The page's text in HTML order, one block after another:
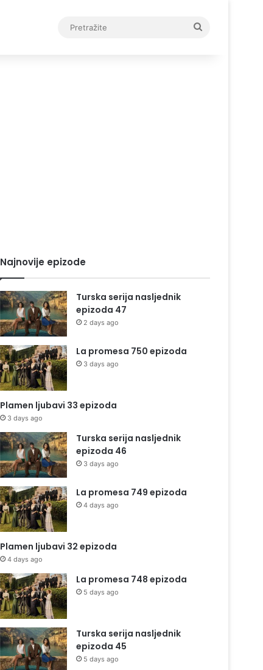
Najnovije epizode
Turska serija nasljednik
epizoda 47
2 days ago
La promesa 750 epizoda
3 days ago
Plamen ljubavi 33 epizoda
3 days ago
Turska serija nasljednik
epizoda 46
3 days ago
La promesa 749 epizoda
4 days ago
Plamen ljubavi 32 epizoda
4 days ago
La promesa 748 epizoda
5 days ago
Turska serija nasljednik
epizoda 45
5 days ago